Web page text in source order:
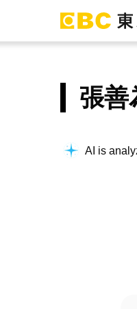
張善
AI is